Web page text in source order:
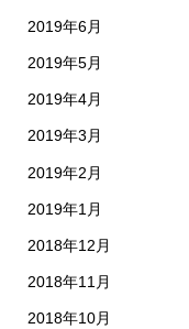
2019年6月
2019年5月
2019年4月
2019年3月
2019年2月
2019年1月
2018年12月
2018年11月
2018年10月